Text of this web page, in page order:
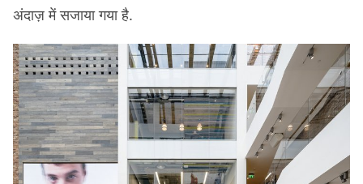
अंदाज़ में सजाया गया है.